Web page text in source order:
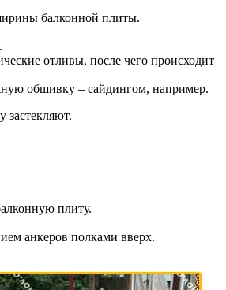
балконной плиты.
отливы, после чего происходит
обшивку – сайдингом, например.
застекляют.
плиту.
анкеров полками вверх.